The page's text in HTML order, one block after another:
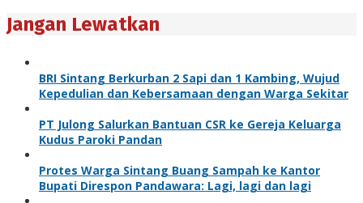
Jangan Lewatkan
BRI Sintang Berkurban 2 Sapi dan 1 Kambing, Wujud
Kepedulian dan Kebersamaan dengan Warga Sekitar
PT Julong Salurkan Bantuan CSR ke Gereja Keluarga
Kudus Paroki Pandan
Protes Warga Sintang Buang Sampah ke Kantor
Bupati Direspon Pandawara: Lagi, lagi dan lagi